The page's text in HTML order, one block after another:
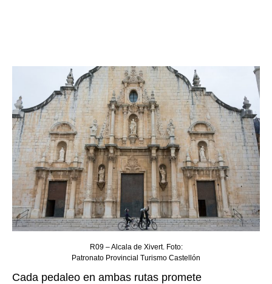
R09 – Alcala de Xivert. Foto:
Patronato Provincial Turismo Castellón
Cada pedaleo en ambas rutas promete